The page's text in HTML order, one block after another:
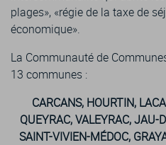
plages», «régie de la taxe de
économique».
La Communauté de
13 communes :
CARCANS, HOURTIN,
QUEYRAC, VALEYRAC, JAU-
SAINT-VIVIEN-MÉDOC,